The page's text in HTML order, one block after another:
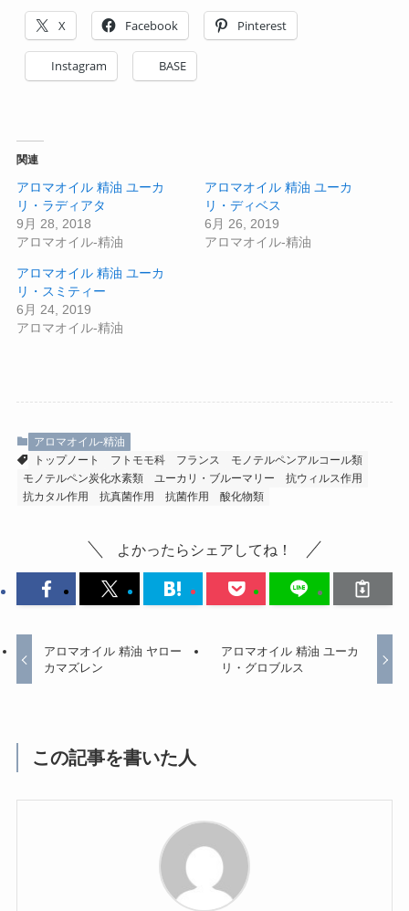
X Facebook Pinterest
Instagram BASE
関連
アロマオイル 精油 ユーカ
リ・ラディアタ
9月 28, 2018
アロマオイル-精油
アロマオイル 精油 ユーカ
リ・ディベス
6月 26, 2019
アロマオイル-精油
アロマオイル 精油 ユーカ
リ・スミティー
6月 24, 2019
アロマオイル-精油
アロマオイル-精油
トップノート
フトモモ科 フランス
モノテルペンアルコール類
モノテルペン炭化水素類
ユーカリ・ブルーマリー
抗ウィルス作用
抗カタル作用
抗真菌作用 抗菌作用 酸化物類
よかったらシェアしてね！
アロマオイル 精油 ヤロー
カマズレン
アロマオイル 精油 ユーカ
リ・グロブルス
この記事を書いた人